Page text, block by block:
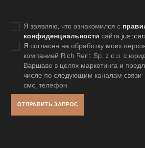
Я заявляю, что ознакомился с
конфиденциальности сайта
Я согласен на обработку моих
компанией Rich Rent Sp. z o.o. с
Варшаве в целях маркетинга и
числе по следующим каналам связи:
смс, телефон.